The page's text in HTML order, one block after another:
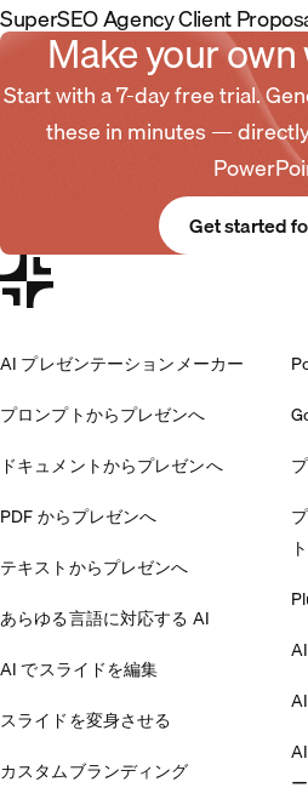
SuperSEO Agency Client
Make your
Start with a 7-day free trial.
these in minutes —
Get started
AI プレゼンテーションメーカー
プロンプトからプレゼンへ
ドキュメントからプレゼンへ
PDF からプレゼンへ
テキストからプレゼンへ
あらゆる言語に対応する AI
AI でスライドを編集
スライドを変身させる
カスタムブランディング
ー